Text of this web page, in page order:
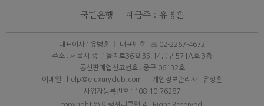
국민은행 ｜ 예금주 : 유병훈
대표이사 : 유병훈
대표번호 : ☏ 02-2267-4672
주소 : 서울시 중구 을지로36길 35,14공구 571A호 3층
통신판매업신고번호 : 중구 06132호
이메일 : help@eluxuryclub.com
개인정보관리자 : 유성훈
사업자등록번호 : 108-10-76287
copyright © 이럭셔리클럽 All Right Reserved.